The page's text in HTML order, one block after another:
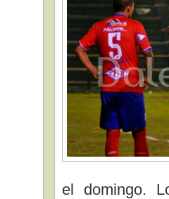
el domingo.